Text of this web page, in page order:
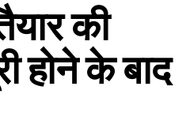
की
होने के बाद